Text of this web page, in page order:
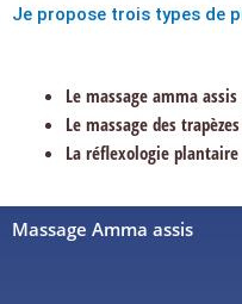
Je propose trois types de
Le massage amma
Le massage des
La réflexologie
Massage Amma assis